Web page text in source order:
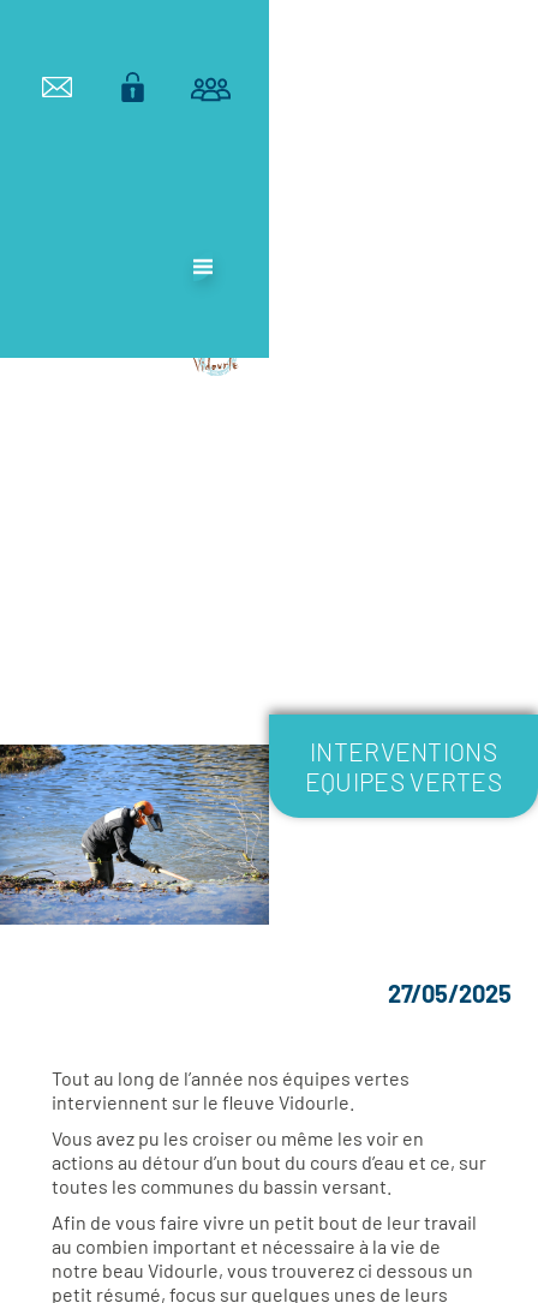
TERRITORIAL
DE BASSIN DU
INTERVENTIONS
EQUIPES VERTES
27/05/2025
Tout au long de l’année nos équipes vertes
interviennent sur le fleuve Vidourle.
Vous avez pu les croiser ou même les voir en
actions au détour d’un bout du cours d’eau et ce, sur
toutes les communes du bassin versant.
Afin de vous faire vivre un petit bout de leur travail
au combien important et nécessaire à la vie de
notre beau Vidourle, vous trouverez ci dessous un
petit résumé, focus sur quelques unes de leurs